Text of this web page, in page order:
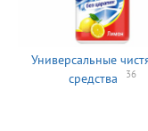
Универсальные
средства
36